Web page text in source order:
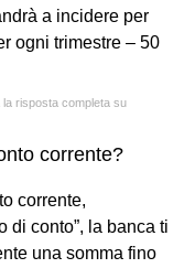
a incidere per
ogni trimestre – 50
la risposta completa su
corrente?
corrente,
di conto”, la banca ti
una somma fino